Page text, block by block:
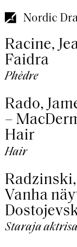
till
huvudinnehåll
Nordic
Racine,
Faidra
Phèdre
Rado,
–
Hair
Hair
Vanha
Staraja aktrisa